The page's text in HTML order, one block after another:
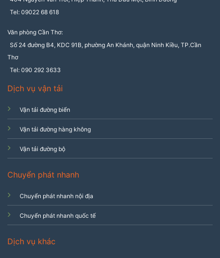
Tel: 09022 68 618
Văn phòng Cần Thơ:
Số 24 đường B4, KDC 91B, phường An Khánh, quận Ninh Kiều, TP.Cần
Thơ
Tel: 090 292 3633
Dịch vụ vận tải
Vận tải đường biển
Vận tải đường hàng không
Vận tải đường bộ
Chuyển phát nhanh
Chuyển phát nhanh nội địa
Chuyển phát nhanh quốc tế
Dịch vụ khác